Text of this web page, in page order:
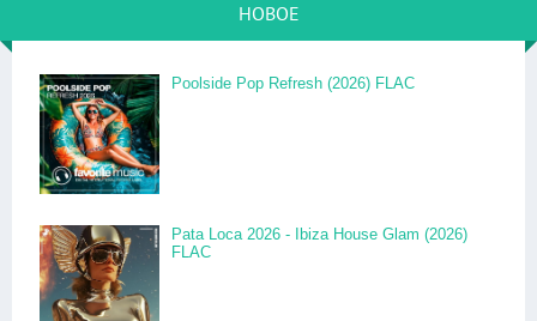
НОВОЕ
Poolside Pop Refresh (2026) FLAC
Pata Loca 2026 - Ibiza House Glam (2026)
FLAC